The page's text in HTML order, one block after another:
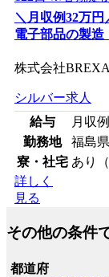
＼月収例32万円
電子部品の製造
株式会社
シルバー求人
給与
月収例
勤務地
福島
寮・社宅 あり
詳しく
見る
その他の条件
都道府